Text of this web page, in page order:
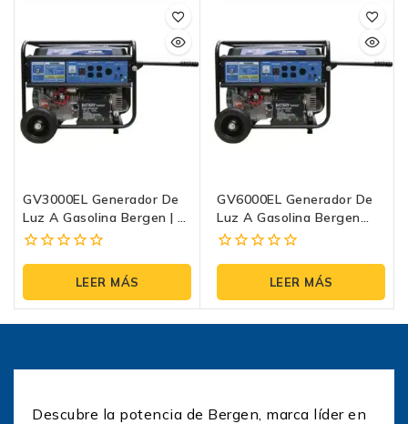
GV3000EL Generador De
Luz A Gasolina Bergen | 4
Tiempos Arranque
0
de
5
LEER MÁS
GV6000EL Generador De
Luz A Gasolina Bergen
|110/220V 4 Tiempos
0
de
5
LEER MÁS
Descubre la potencia de Bergen, marca líder en